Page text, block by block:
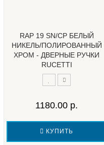
RAP 19 SN/CP БЕЛЫЙ
НИКЕЛЬ/ПОЛИРОВАННЫЙ
ХРОМ - ДВЕРНЫЕ РУЧКИ
RUCETTI
1180.00 р.
КУПИТЬ